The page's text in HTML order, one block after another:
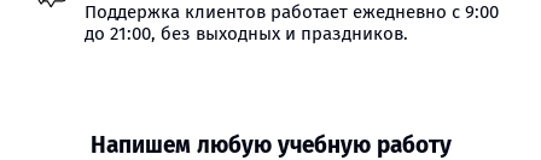
Поддержка клиентов работает ежедневно с 9:00
до 21:00, без выходных и праздников.
Напишем любую учебную работу